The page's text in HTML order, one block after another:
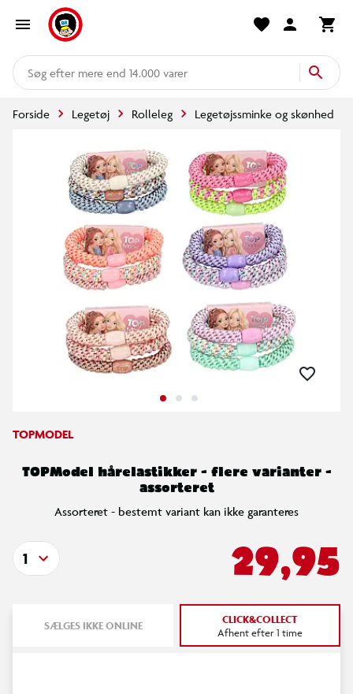
mere end 14.000 varer
Forside Legetøj Rolleleg Legetøjssminke og skønhed
TOPMODEL
TOPModel hårelastikker - flere varianter -
assorteret
Assorteret - bestemt variant kan ikke garanteres
29,95
1
SÆLGES IKKE ONLINE CLICK&COLLECT
Afhent efter 1 time